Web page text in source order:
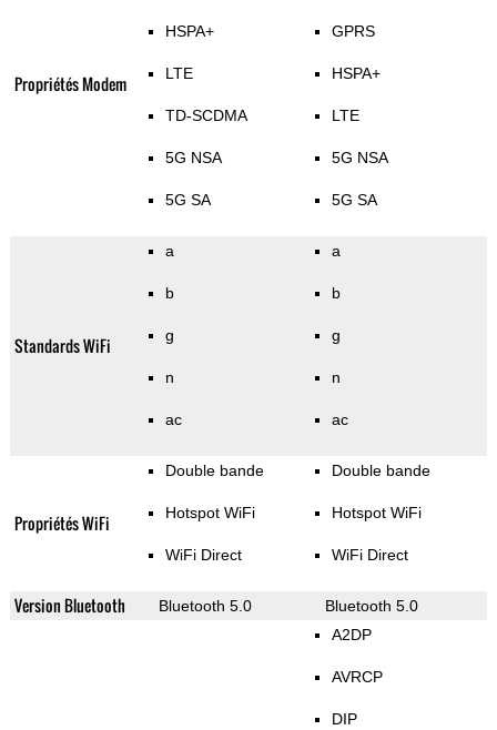
Propriétés Modem
HSPA+
LTE
TD-SCDMA
5G NSA
5G SA
GPRS
HSPA+
LTE
5G NSA
5G SA
Standards WiFi
a
b
g
n
ac
a
b
g
n
ac
Propriétés WiFi
Double bande
Hotspot WiFi
WiFi Direct
Double bande
Hotspot WiFi
WiFi Direct
Version Bluetooth Bluetooth 5.0 Bluetooth 5.0
A2DP
AVRCP
DIP